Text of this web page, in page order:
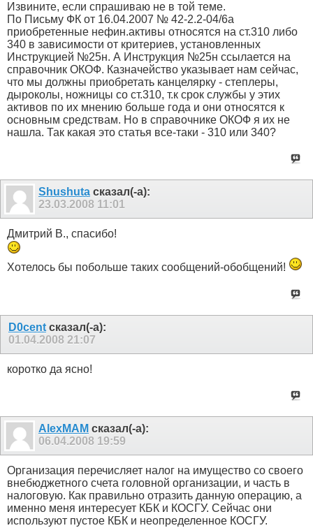
Извините, если спрашиваю не в той теме.
По Письму ФК от 16.04.2007 № 42-2.2-04/6а
приобретенные нефин.активы относятся на ст.310 либо
340 в зависимости от критериев, установленных
Инструкцией №25н. А Инструкция №25н ссылается на
справочник ОКОФ. Казначейство указывает нам сейчас,
что мы должны приобретать канцелярку - степлеры,
дыроколы, ножницы со ст.310, т.к срок службы у этих
активов по их мнению больше года и они относятся к
основным средствам. Но в справочнике ОКОФ я их не
нашла. Так какая это статья все-таки - 310 или 340?
Shushuta сказал(-а):
23.03.2008 11:01
Дмитрий В., спасибо!
Хотелось бы побольше таких сообщений-обобщений!
D0cent сказал(-а):
01.04.2008 21:07
коротко да ясно!
AlexMAM сказал(-а):
06.04.2008 19:59
Организация перечисляет налог на имущество со своего
внебюджетного счета головной организации, и часть в
налоговую. Как правильно отразить данную операцию, а
именно меня интересует КБК и КОСГУ. Сейчас они
используют пустое КБК и неопределенное КОСГУ.